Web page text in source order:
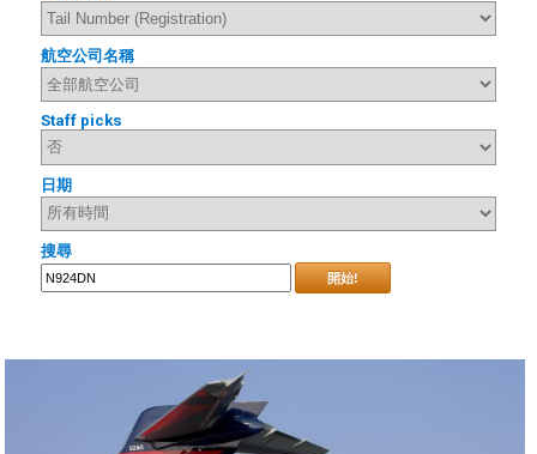
航空公司名稱
Staff picks
日期
搜尋
開始!